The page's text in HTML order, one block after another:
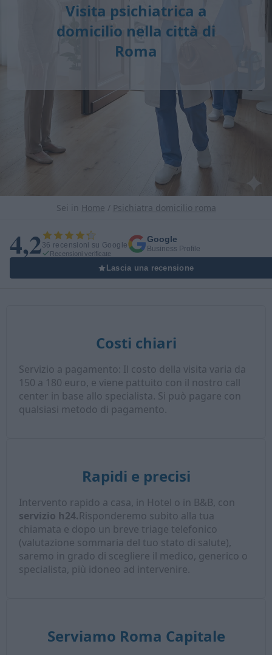
Visita psichiatrica a
domicilio nella città di
Roma
Sei in Home / Psichiatra domicilio roma
4,236 recensioni su Google
Recensioni verificate
Google
Business Profile
Lascia una recensione
Costi chiari
Servizio a pagamento: Il costo della visita varia da
150 a 180 euro, e viene pattuito con il nostro call
center in base allo specialista. Si può pagare con
qualsiasi metodo di pagamento.
Rapidi e precisi
Intervento rapido a casa, in Hotel o in B&B, con
servizio h24.Risponderemo subito alla tua
chiamata e dopo un breve triage telefonico
(valutazione sommaria del tuo stato di salute),
saremo in grado di scegliere il medico, generico o
specialista, più idoneo ad intervenire.
Serviamo Roma Capitale